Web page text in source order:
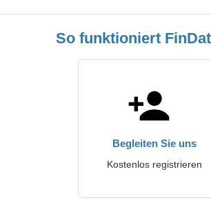
So funktioniert
Begleiten Sie uns
Kostenlos registrieren